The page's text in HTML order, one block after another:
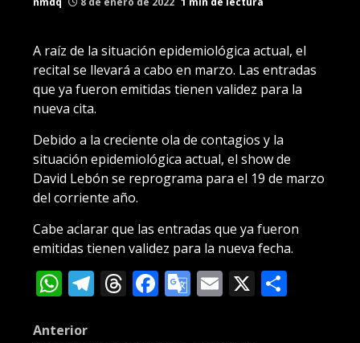
A raíz de la situación epidemiológica actual, el
recital se llevará a cabo en marzo. Las entradas
que ya fueron emitidas tienen validez para la
nueva cita.
Debido a la creciente ola de contagios y la
situación epidemiológica actual, el show de
David Lebón se reprograma para el 19 de marzo
del corriente año.
Cabe aclarar que las entradas que ya fueron
emitidas tienen validez para la nueva fecha.
WhatsApp
Telegram
Threads
Facebook
Google
Email
X
Post
Anterior